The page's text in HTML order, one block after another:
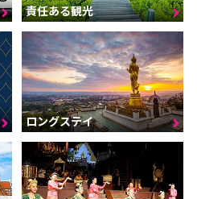
責任ある観光
ロングステイ